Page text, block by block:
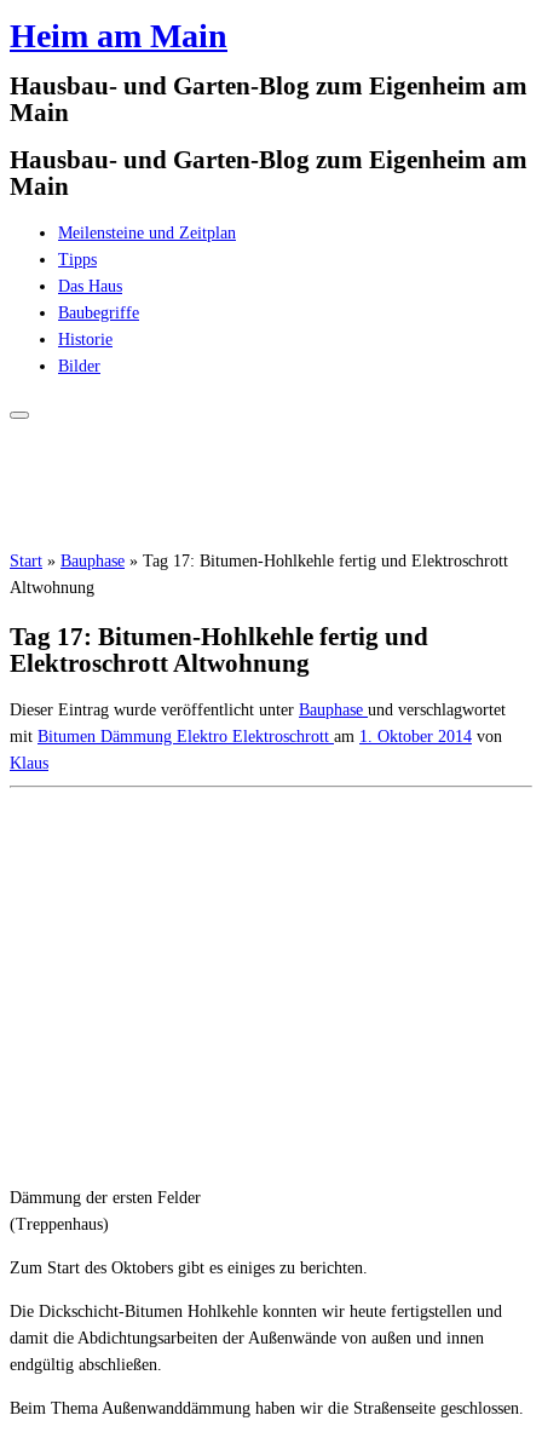
Zum
springen
Heim am Main
Hausbau- und Garten-Blog zum Eigenheim am
Main
Hausbau- und Garten-Blog zum Eigenheim am
Main
Meilensteine und Zeitplan
Tipps
Das Haus
Baubegriffe
Historie
Bilder
Start » Bauphase » Tag 17: Bitumen-Hohlkehle fertig und Elektroschrott
Altwohnung
Tag 17: Bitumen-Hohlkehle fertig und
Elektroschrott Altwohnung
Dieser Eintrag wurde veröffentlicht unter Bauphase und verschlagwortet
mit Bitumen Dämmung Elektro Elektroschrott am 1. Oktober 2014 von
Klaus
Dämmung der ersten Felder
(Treppenhaus)
Zum Start des Oktobers gibt es einiges zu berichten.
Die Dickschicht-Bitumen Hohlkehle konnten wir heute fertigstellen und
damit die Abdichtungsarbeiten der Außenwände von außen und innen
endgültig abschließen.
Beim Thema Außenwanddämmung haben wir die Straßenseite geschlossen.